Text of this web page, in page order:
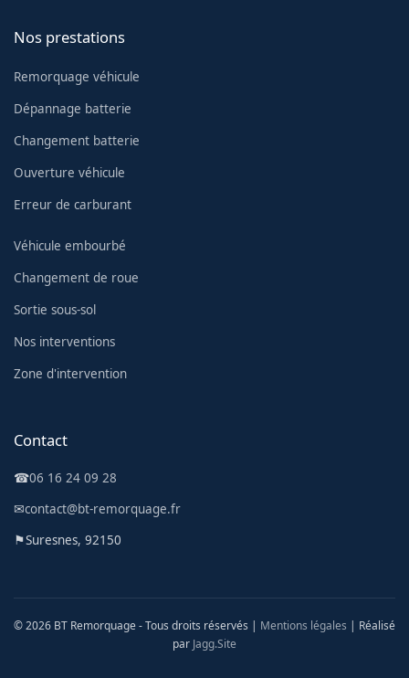
Nos prestations
Remorquage véhicule
Dépannage batterie
Changement batterie
Ouverture véhicule
Erreur de carburant
Véhicule embourbé
Changement de roue
Sortie sous-sol
Nos interventions
Zone d'intervention
Contact
☎06 16 24 09 28
✉contact@bt-remorquage.fr
⚑Suresnes, 92150
© 2026 BT Remorquage - Tous droits réservés | Mentions légales | Réalisé
par Jagg.Site